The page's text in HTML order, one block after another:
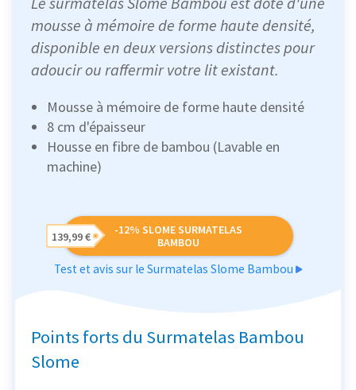
mousse à mémoire de forme haute densité,
disponible en deux versions distinctes pour
adoucir ou raffermir votre lit existant.
Mousse à mémoire de forme haute densité
8 cm d'épaisseur
Housse en fibre de bambou (Lavable en
machine)
-12% SLOME SURMATELAS
BAMBOU
139,99 €
Test et avis sur le Surmatelas Slome Bambou
Points forts du Surmatelas Bambou
Slome